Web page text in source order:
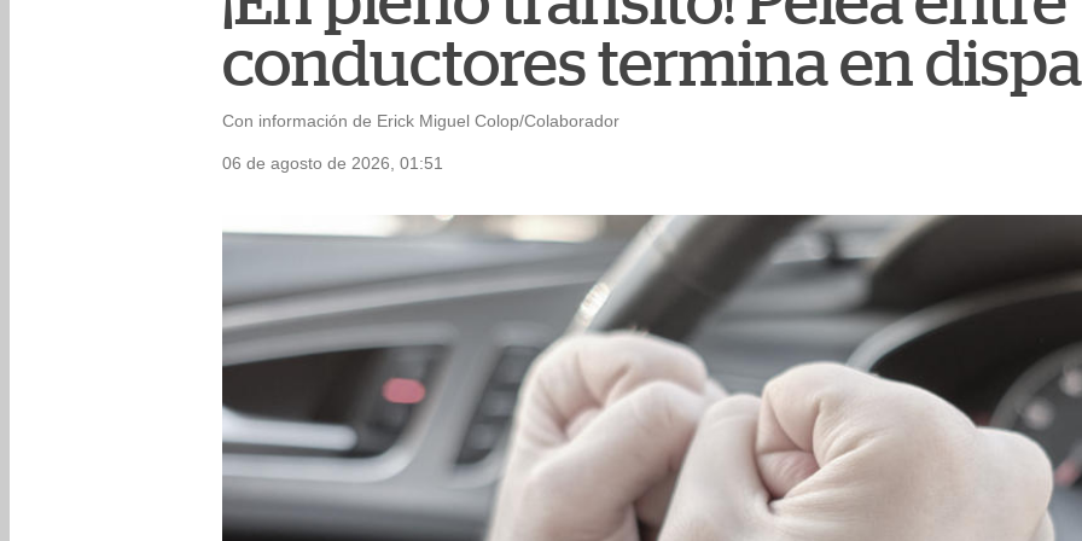
conductores termina en
Con información de Erick Miguel Colop/Colaborador
06 de agosto de 2026, 01:51